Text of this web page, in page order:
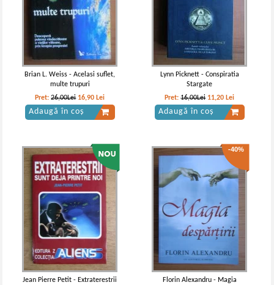
Brian L. Weiss - Acelasi suflet,
multe trupuri
Pret:26,00Lei 16,90 Lei
Adaugă în coș
Lynn Picknett - Conspiratia
Stargate
Pret:16,00Lei 11,20 Lei
Adaugă în coș
Jean Pierre Petit - Extraterestrii
-40%
Florin Alexandru - Magia